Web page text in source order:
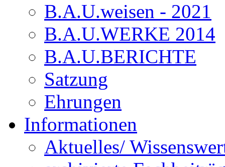
B.A.U.weisen - 2021
B.A.U.WERKE 2014
B.A.U.BERICHTE
Satzung
Ehrungen
Informationen
Aktuelles/